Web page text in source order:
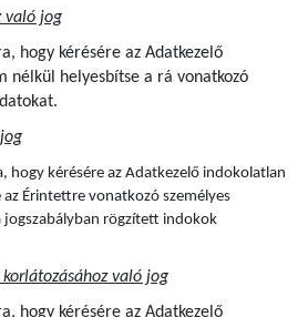
való jog
hogy kérésére az Adatkezelő
nélkül helyesbítse a rá vonatkozó
hogy kérésére az Adatkezelő indokolatlan
Érintettre vonatkozó személyes
rögzített indokok
való jog
hogy kérésére az Adatkezelő